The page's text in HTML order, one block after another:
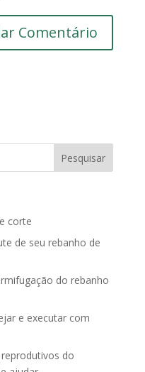
corte
de seu rebanho de
do rebanho
e executar com
do